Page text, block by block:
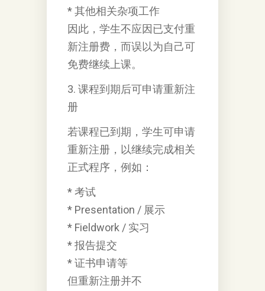
* 其他相关杂项工作
因此，学生不应因已支付重
新注册费，而误以为自己可
免费继续上课。
3. 课程到期后可申请重新注
册
若课程已到期，学生可申请
重新注册，以继续完成相关
正式程序，例如：
* 考试
* Presentation / 展示
* Fieldwork / 实习
* 报告提交
* 证书申请等
但重新注册并不